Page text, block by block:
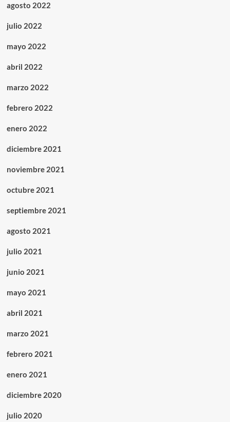
agosto 2022
julio 2022
mayo 2022
abril 2022
marzo 2022
febrero 2022
enero 2022
diciembre 2021
noviembre 2021
octubre 2021
septiembre 2021
agosto 2021
julio 2021
junio 2021
mayo 2021
abril 2021
marzo 2021
febrero 2021
enero 2021
diciembre 2020
julio 2020